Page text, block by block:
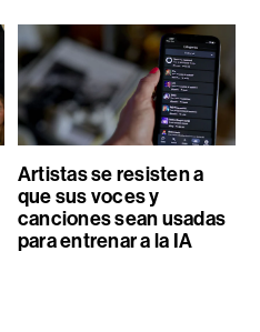
Artistas se resisten a
que sus voces y
canciones sean usadas
para entrenar a la IA